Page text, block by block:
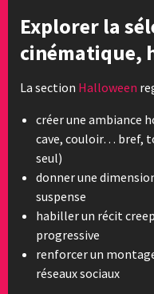
Explorer la
cinématique,
La section Halloween
créer une ambiance
cave, couloir… bref,
seul)
donner une
suspense
habiller un récit
progressive
renforcer un
réseaux sociaux